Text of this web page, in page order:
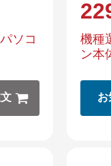
ソコ
機種
ン本
お